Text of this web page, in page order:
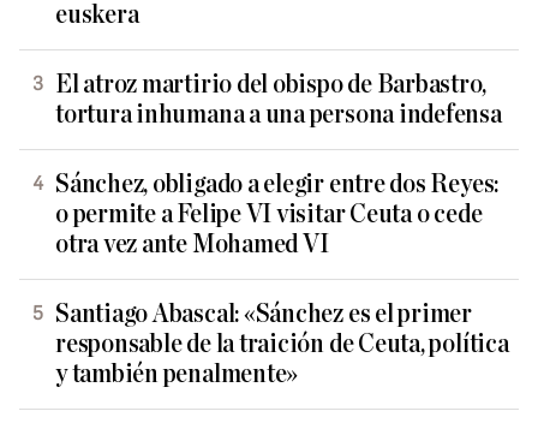
euskera
El atroz martirio del obispo de Barbastro,
tortura inhumana a una persona indefensa
Sánchez, obligado a elegir entre dos Reyes:
o permite a Felipe VI visitar Ceuta o cede
otra vez ante Mohamed VI
Santiago Abascal: «Sánchez es el primer
responsable de la traición de Ceuta, política
y también penalmente»